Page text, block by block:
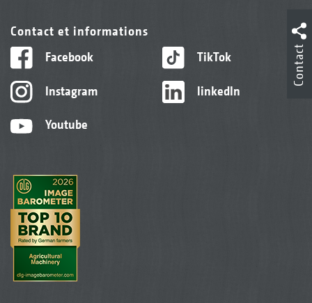
Contact et informations
Facebook
Instagram
Youtube
TikTok
linkedIn
Contact